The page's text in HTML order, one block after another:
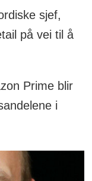
rikeste
138
beskjeden
bøker
om
sjef,
på vei til å
Prime blir
i